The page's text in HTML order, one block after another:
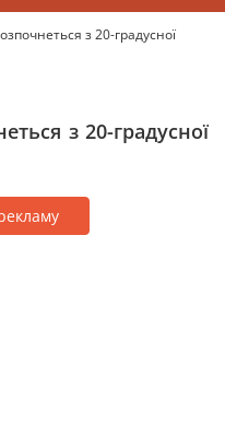
з 20-градусної
з 20-градусної